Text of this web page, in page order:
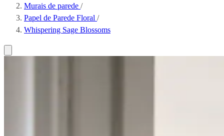
Murais de parede /
Papel de Parede Floral /
Whispering Sage Blossoms